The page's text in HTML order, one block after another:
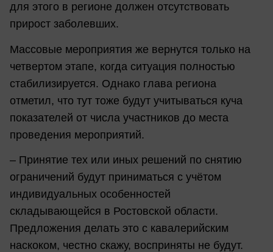
для этого в регионе должен отсутствовать
прирост заболевших.
Массовые мероприятия же вернутся только на
четвертом этапе, когда ситуация полностью
стабилизируется. Однако глава региона
отметил, что тут тоже будут учитываться куча
показателей от числа участников до места
проведения мероприятий.
– Принятие тех или иных решений по снятию
ограничений будут приниматься с учётом
индивидуальных особенностей
складывающейся в Ростовской области.
Предложения делать это с кавалерийским
наскоком, честно скажу, восприняты не будут.